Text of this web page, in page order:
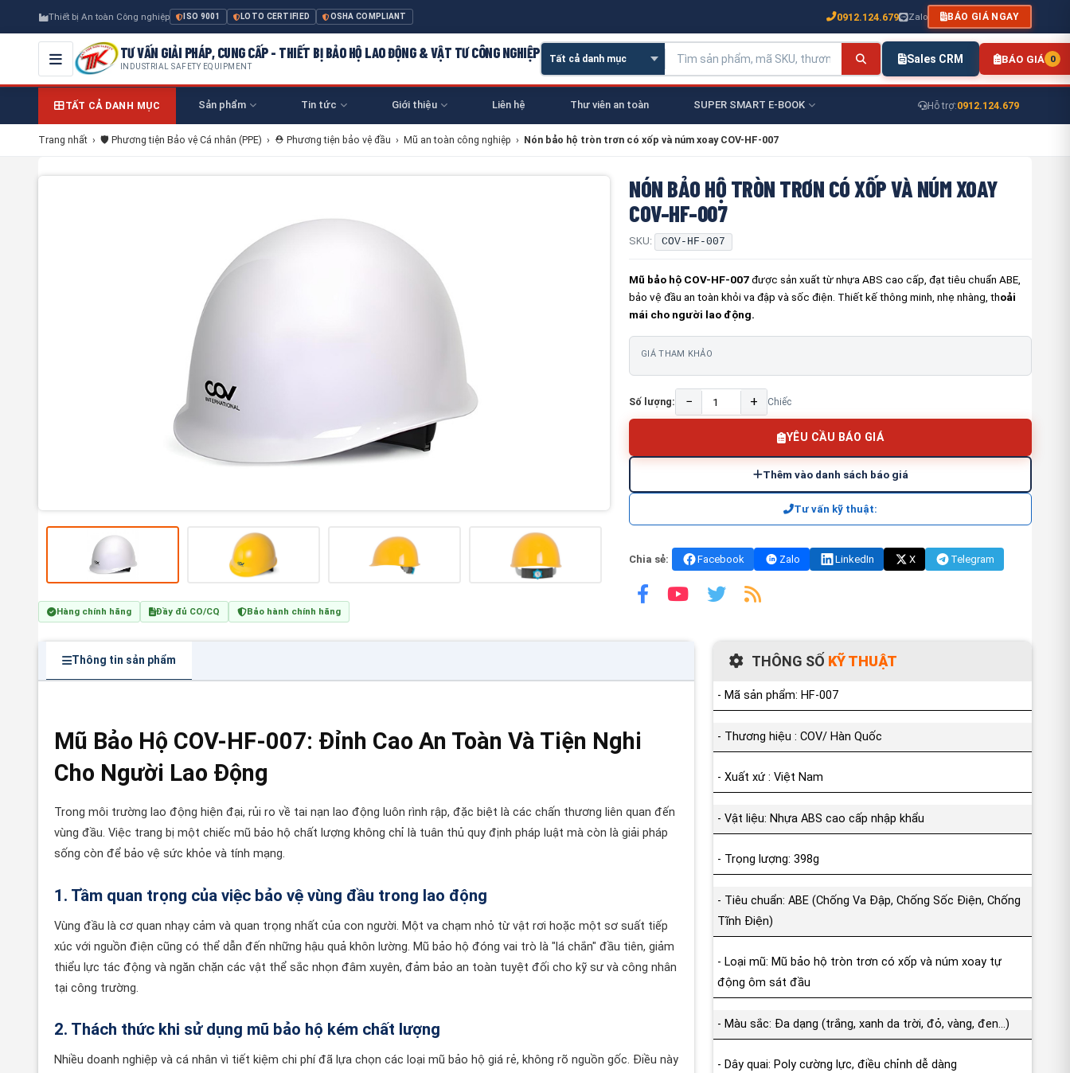
Thiết bị An toàn Công nghiệp ISO 9001 LOTO CERTIFIED OSHA COMPLIANT 0912.124.679 Zalo BÁO GIÁ NGAY
TƯ VẤN GIẢI PHÁP, CUNG CẤP - THIẾT BỊ BẢO HỘ LAO ĐỘNG & VẬT TƯ CÔNG NGHIỆP
INDUSTRIAL SAFETY EQUIPMENT
Sales CRM BÁO GIÁ 0
TẤT CẢ DANH MỤC Sản phẩm Tin tức Giới thiệu Liên hệ Thư viên an toàn SUPER SMART E-BOOK Hỗ trợ:0912.124.679
Trang nhất › 🛡️ Phương tiện Bảo vệ Cá nhân (PPE) › ⛑️ Phương tiện bảo vệ đầu › Mũ an toàn công nghiệp › Nón bảo hộ tròn trơn có xốp và núm xoay COV-HF-007
Hàng chính hãng Đầy đủ CO/CQ Bảo hành chính hãng
NÓN BẢO HỘ TRÒN TRƠN CÓ XỐP VÀ NÚM XOAY
COV-HF-007
SKU: COV-HF-007
Mũ bảo hộ COV-HF-007được sản xuất từ nhựa ABS cao cấp, đạt tiêu chuẩn ABE,
bảo vệ đầu an toàn khỏi va đập và sốc điện. Thiết kế thông minh, nhẹ nhàng, thoải
mái cho người lao động.
GIÁ THAM KHẢO
Số lượng: − + Chiếc
YÊU CẦU BÁO GIÁ
Thêm vào danh sách báo giá
Tư vấn kỹ thuật:
Chia sẻ: Facebook Zalo LinkedIn X Telegram
Thông tin sản phẩm
Mũ Bảo Hộ COV-HF-007: Đỉnh Cao An Toàn Và Tiện Nghi
Cho Người Lao Động
Trong môi trường lao động hiện đại, rủi ro về tai nạn lao động luôn rình rập, đặc biệt là các chấn thương liên quan đến
vùng đầu. Việc trang bị một chiếc mũ bảo hộ chất lượng không chỉ là tuân thủ quy định pháp luật mà còn là giải pháp
sống còn để bảo vệ sức khỏe và tính mạng.
1. Tầm quan trọng của việc bảo vệ vùng đầu trong lao động
Vùng đầu là cơ quan nhạy cảm và quan trọng nhất của con người. Một va chạm nhỏ từ vật rơi hoặc một sơ suất tiếp
xúc với nguồn điện cũng có thể dẫn đến những hậu quả khôn lường. Mũ bảo hộ đóng vai trò là "lá chắn" đầu tiên, giảm
thiểu lực tác động và ngăn chặn các vật thể sắc nhọn đâm xuyên, đảm bảo an toàn tuyệt đối cho kỹ sư và công nhân
tại công trường.
2. Thách thức khi sử dụng mũ bảo hộ kém chất lượng
Nhiều doanh nghiệp và cá nhân vì tiết kiệm chi phí đã lựa chọn các loại mũ bảo hộ giá rẻ, không rõ nguồn gốc. Điều này
THÔNG SỐ KỸ THUẬT
- Mã sản phẩm: HF-007
- Thương hiệu : COV/ Hàn Quốc
- Xuất xứ : Việt Nam
- Vật liệu: Nhựa ABS cao cấp nhập khẩu
- Trọng lượng: 398g
- Tiêu chuẩn: ABE (Chống Va Đập, Chống Sốc Điện, Chống
Tĩnh Điện)
- Loại mũ: Mũ bảo hộ tròn trơn có xốp và núm xoay tự
động ôm sát đầu
- Màu sắc: Đa dạng (trắng, xanh da trời, đỏ, vàng, đen…)
- Dây quai: Poly cường lực, điều chỉnh dễ dàng